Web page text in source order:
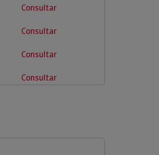
Consultar
Consultar
Consultar
Consultar